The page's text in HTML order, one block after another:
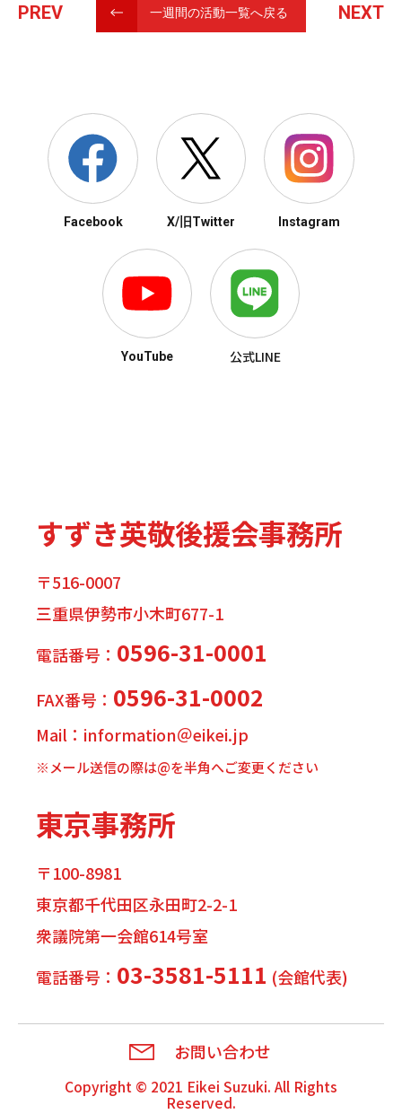
PREV 一週間の活動一覧へ戻る NEXT
Facebook X/旧Twitter Instagram
YouTube 公式LINE
すずき英敬後援会事務所
〒516-0007
三重県伊勢市小木町677-1
電話番号： 0596-31-0001
FAX番号： 0596-31-0002
Mail：information＠eikei.jp
※メール送信の際は@を半角へご変更ください
東京事務所
〒100-8981
東京都千代田区永田町2-2-1
衆議院第一会館614号室
電話番号： 03-3581-5111 (会館代表)
お問い合わせ
Copyright © 2021 Eikei Suzuki. All Rights
Reserved.